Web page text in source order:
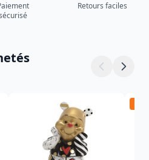
Retours faciles